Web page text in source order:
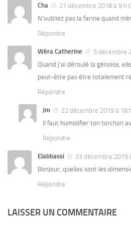
Cha
21 décembre 2018 à 9 h
N’oubliez pas la farine quand
Répondre
Wéra Catherine
5 décembre
Quand j’ai déroulé la génoise,
peut-être pas être totalement
Répondre
Jm
22 décembre 2019 à 18
Il faut humidifier ton torchon
Répondre
Elabbassi
23 décembre 2019
Bonjour, quelles sont les
Répondre
LAISSER UN COMMENTAIRE